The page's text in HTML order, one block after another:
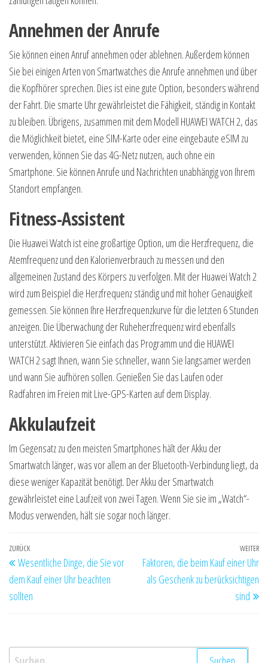
Annehmen der Anrufe
Sie können einen Anruf annehmen oder ablehnen. Außerdem können
Sie bei einigen Arten von Smartwatches die Anrufe annehmen und über
die Kopfhörer sprechen. Dies ist eine gute Option, besonders während
der Fahrt. Die smarte Uhr gewährleistet die Fähigkeit, ständig in Kontakt
zu bleiben. Übrigens, zusammen mit dem Modell HUAWEI WATCH 2, das
die Möglichkeit bietet, eine SIM-Karte oder eine eingebaute eSIM zu
verwenden, können Sie das 4G-Netz nutzen, auch ohne ein
Smartphone. Sie können Anrufe und Nachrichten unabhängig von Ihrem
Standort empfangen.
Fitness-Assistent
Die Huawei Watch ist eine großartige Option, um die Herzfrequenz, die
Atemfrequenz und den Kalorienverbrauch zu messen und den
allgemeinen Zustand des Körpers zu verfolgen. Mit der Huawei Watch 2
wird zum Beispiel die Herzfrequenz ständig und mit hoher Genauigkeit
gemessen. Sie können Ihre Herzfrequenzkurve für die letzten 6 Stunden
anzeigen. Die Überwachung der Ruheherzfrequenz wird ebenfalls
unterstützt. Aktivieren Sie einfach das Programm und die HUAWEI
WATCH 2 sagt Ihnen, wann Sie schneller, wann Sie langsamer werden
und wann Sie aufhören sollen. Genießen Sie das Laufen oder
Radfahren im Freien mit Live-GPS-Karten auf dem Display.
Akkulaufzeit
Im Gegensatz zu den meisten Smartphones hält der Akku der
Smartwatch länger, was vor allem an der Bluetooth-Verbindung liegt, da
diese weniger Kapazität benötigt. Der Akku der Smartwatch
gewährleistet eine Laufzeit von zwei Tagen. Wenn Sie sie im „Watch“-
Modus verwenden, hält sie sogar noch länger.
Beitragsnavigation
Vorheriger
Beitrag
ZURÜCK
Wesentliche Dinge, die Sie vor
dem Kauf einer Uhr beachten
sollten
WEITER
Faktoren, die beim Kauf einer Uhr
als Geschenk zu berücksichtigen
sind
Suchen